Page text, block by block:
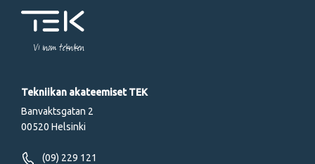
Vi inom tekniken
Tekniikan akateemiset TEK
Banvaktsgatan 2
00520 Helsinki
(09) 229 121